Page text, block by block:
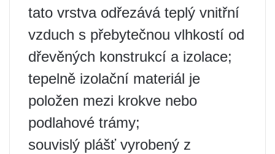
tato vrstva odřezává teplý vnitřní
vzduch s přebytečnou vlhkostí od
dřevěných konstrukcí a izolace;
tepelně izolační materiál je
položen mezi krokve nebo
podlahové trámy;
souvislý plášť vyrobený z